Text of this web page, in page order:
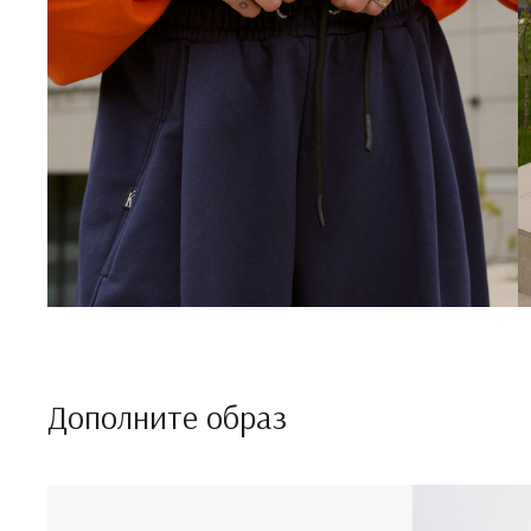
Дополните образ